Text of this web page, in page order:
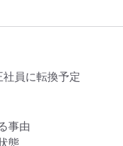
員に転換予定
事由
態